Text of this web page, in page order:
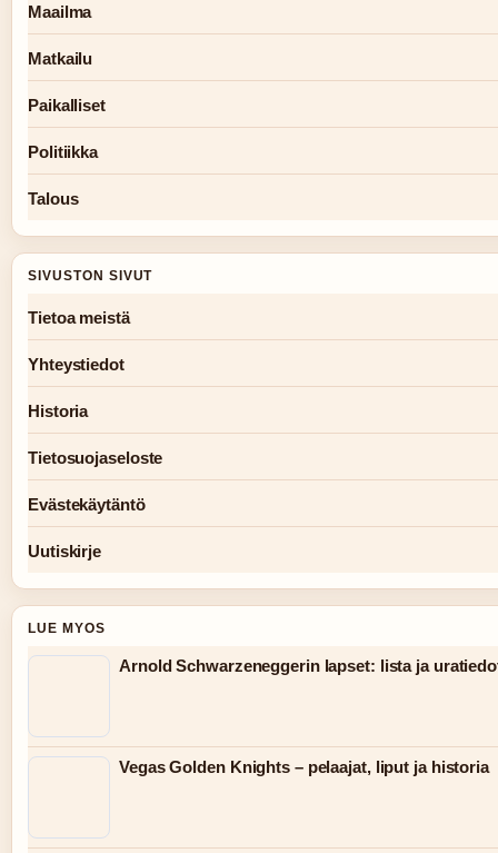
Maailma
Matkailu
Paikalliset
Politiikka
Talous
SIVUSTON SIVUT
Tietoa meistä
Yhteystiedot
Historia
Tietosuojaseloste
Evästekäytäntö
Uutiskirje
LUE MYOS
Arnold Schwarzeneggerin lapset: lista ja
Vegas Golden Knights – pelaajat, liput ja historia